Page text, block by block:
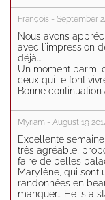
François - September
Nous avons
avec l'impression
déjà...
Un moment parmi
ceux qui le font
Bonne
Myriam - August 19
Excellente
très agréable,
faire de belles
Marylène, qui sont
randonnées en
manquer... He is a